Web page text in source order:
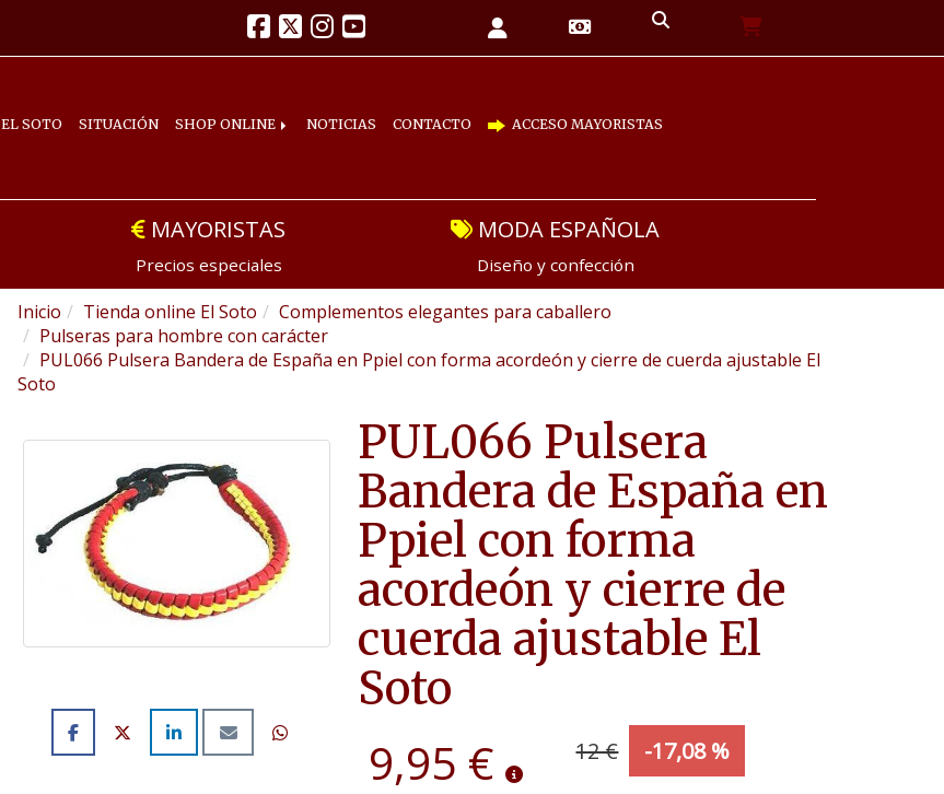
EL SOTO SITUACIÓN SHOP ONLINE NOTICIAS CONTACTO ACCESO MAYORISTAS
MAYORISTAS
Precios especiales
MODA ESPAÑOLA
Diseño y confección
Inicio Tienda online El Soto
Complementos elegantes para caballero
Pulseras para hombre con carácter
PUL066 Pulsera Bandera de España en Ppiel con forma acordeón y cierre de cuerda ajustable El
Soto
PUL066 Pulsera
Bandera de España en
Ppiel con forma
acordeón y cierre de
cuerda ajustable El
Soto
9,95 € 12 € -17,08 %